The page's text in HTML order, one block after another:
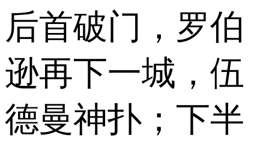
后首破门，罗伯
逊再下一城，伍
德曼神扑；下半